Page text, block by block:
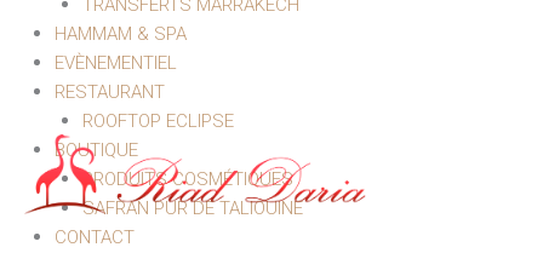
TRANSFERTS MARRAKECH
HAMMAM & SPA
EVÈNEMENTIEL
RESTAURANT
ROOFTOP ECLIPSE
BOUTIQUE
PRODUITS COSMÉTIQUES
SAFRAN PUR DE TALIOUINE
CONTACT